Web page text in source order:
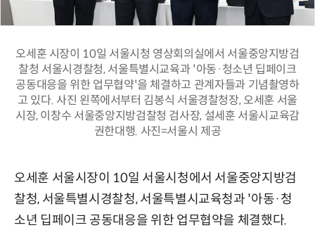
오세훈 시장이 10일 서울시청 영상회의실에서 서울중앙지방검
찰청 서울시경찰청, 서울특별시교육과 '아동·청소년 딥페이크
공동대응을 위한 업무협약'을 체결하고 관계자들과 기념촬영하
고 있다. 사진 왼쪽에서부터 김봉식 서울경찰청장, 오세훈 서울
시장, 이창수 서울중앙지방검찰청 검사장, 설세훈 서울시교육감
권한대행. 사진=서울시 제공
오세훈 서울시장이 10일 서울시청에서 서울중앙지방검
찰청, 서울특별시경찰청, 서울특별시교육청과 '아동·청
소년 딥페이크 공동대응을 위한 업무협약을 체결했다.